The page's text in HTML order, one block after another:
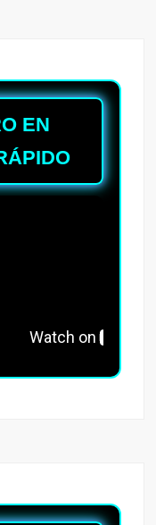
EN